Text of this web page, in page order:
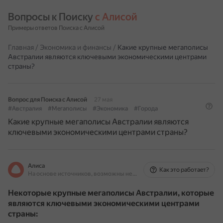
Вопросы к Поиску с Алисой
Примеры ответов Поиска с Алисой
Главная / Экономика и финансы / Какие крупные мегаполисы
Австралии являются ключевыми экономическими центрами
страны?
Вопрос для Поиска с Алисой
27 мая
#Австралия
#Мегаполисы #Экономика #Города
Какие крупные мегаполисы Австралии являются
ключевыми экономическими центрами страны?
Алиса
На основе источников, возможны неточности
Как это работает?
Некоторые крупные мегаполисы Австралии, которые
являются ключевыми экономическими центрами
страны: